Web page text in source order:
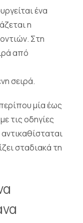
ένα
η
Στη
από
σειρά.
μία έως
τις οδηγίες
σταδιακά τη